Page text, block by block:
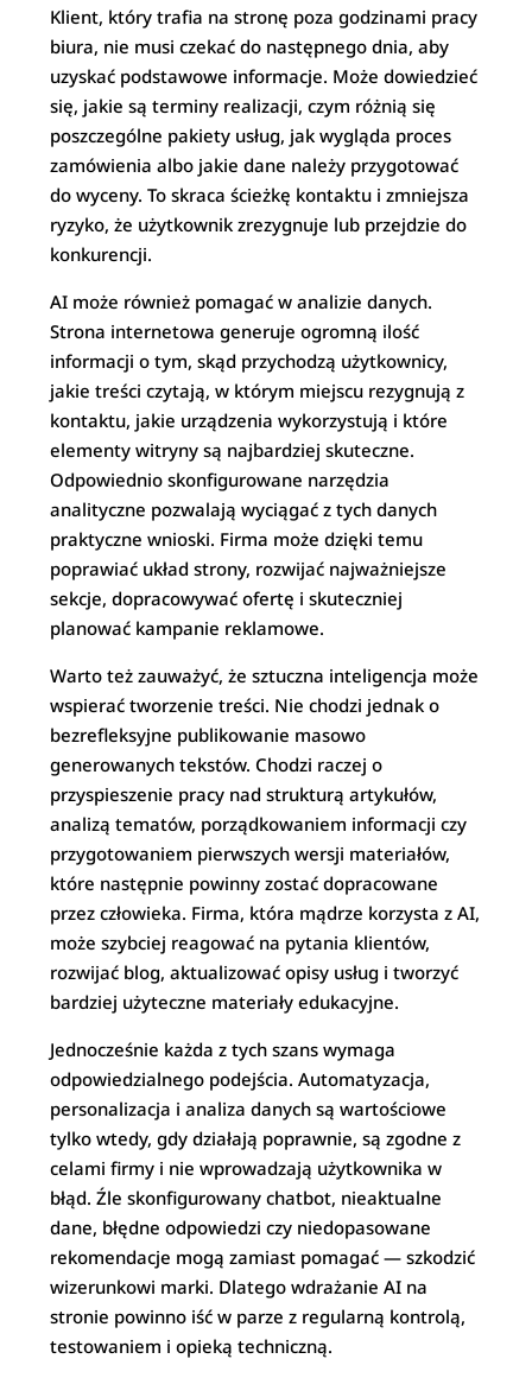
Klient, który trafia na stronę poza godzinami pracy
biura, nie musi czekać do następnego dnia, aby
uzyskać podstawowe informacje. Może dowiedzieć
się, jakie są terminy realizacji, czym różnią się
poszczególne pakiety usług, jak wygląda proces
zamówienia albo jakie dane należy przygotować
do wyceny. To skraca ścieżkę kontaktu i zmniejsza
ryzyko, że użytkownik zrezygnuje lub przejdzie do
konkurencji.
AI może również pomagać w analizie danych.
Strona internetowa generuje ogromną ilość
informacji o tym, skąd przychodzą użytkownicy,
jakie treści czytają, w którym miejscu rezygnują z
kontaktu, jakie urządzenia wykorzystują i które
elementy witryny są najbardziej skuteczne.
Odpowiednio skonfigurowane narzędzia
analityczne pozwalają wyciągać z tych danych
praktyczne wnioski. Firma może dzięki temu
poprawiać układ strony, rozwijać najważniejsze
sekcje, dopracowywać ofertę i skuteczniej
planować kampanie reklamowe.
Warto też zauważyć, że sztuczna inteligencja może
wspierać tworzenie treści. Nie chodzi jednak o
bezrefleksyjne publikowanie masowo
generowanych tekstów. Chodzi raczej o
przyspieszenie pracy nad strukturą artykułów,
analizą tematów, porządkowaniem informacji czy
przygotowaniem pierwszych wersji materiałów,
które następnie powinny zostać dopracowane
przez człowieka. Firma, która mądrze korzysta z AI,
może szybciej reagować na pytania klientów,
rozwijać blog, aktualizować opisy usług i tworzyć
bardziej użyteczne materiały edukacyjne.
Jednocześnie każda z tych szans wymaga
odpowiedzialnego podejścia. Automatyzacja,
personalizacja i analiza danych są wartościowe
tylko wtedy, gdy działają poprawnie, są zgodne z
celami firmy i nie wprowadzają użytkownika w
błąd. Źle skonfigurowany chatbot, nieaktualne
dane, błędne odpowiedzi czy niedopasowane
rekomendacje mogą zamiast pomagać — szkodzić
wizerunkowi marki. Dlatego wdrażanie AI na
stronie powinno iść w parze z regularną kontrolą,
testowaniem i opieką techniczną.